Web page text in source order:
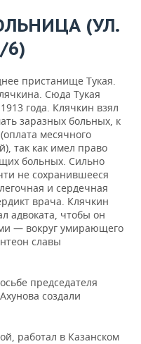
(УЛ.
6)
пристанище Тукая.
Сюда Тукая
года. Клячкин взял
заразных больных, к
месячного
так как имел право
больных. Сильно
не сохранившееся
и сердечная
врача. Клячкин
адвоката, чтобы он
— вокруг умирающего
славы
председателя
создали
работал в Казанском